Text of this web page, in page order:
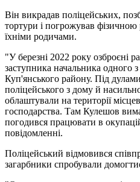
Він викрадав поліцейських,
тортури і погрожував
їхніми родичами.
"У березні 2022 року озброєні
заступника начальника одного з
Куп'янського району. Під
поліцейського з дому й
облаштували на території
господарства. Там Кулешов
погодився працювати в
повідомленні.
Поліцейський відмовився
загарбники спробували